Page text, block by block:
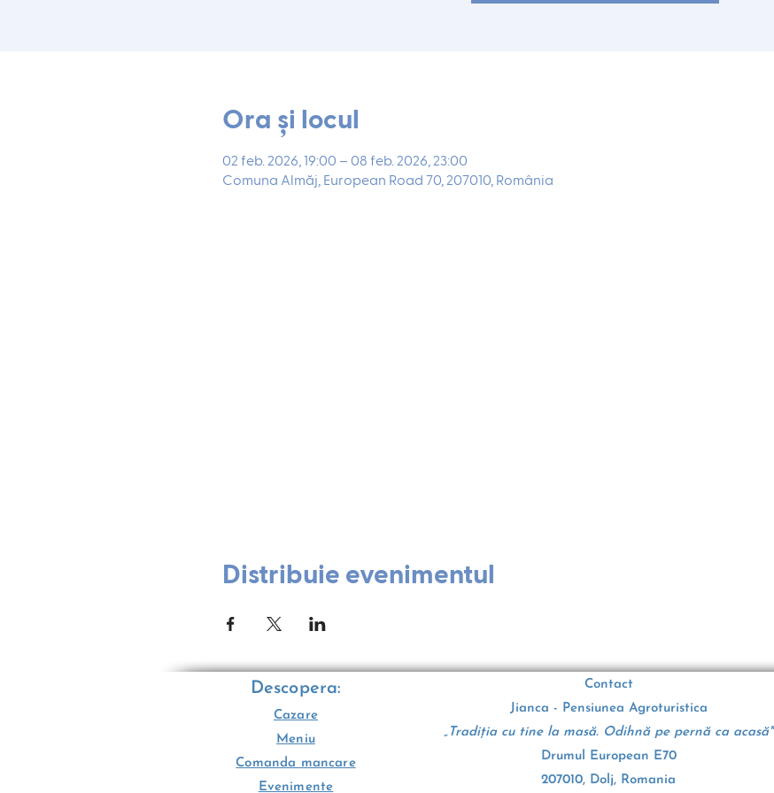
Ora și locul
02 feb. 2026, 19:00 – 08 feb. 2026, 23:00
Comuna Almăj, European Road 70, 207010, România
Distribuie evenimentul
Descopera:
Cazare
Meniu
Comanda mancare
Evenimente
Contact
Jianca - Pensiunea Agroturistica
„Tradiția cu tine la masă. Odihnă pe pernă ca acasă"
Drumul European E70
207010, Dolj, Romania